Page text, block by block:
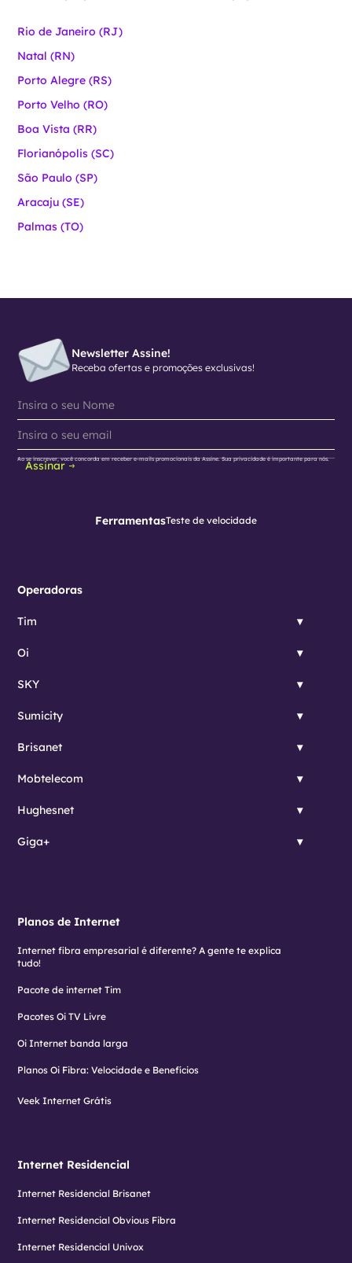
Rio de Janeiro (RJ)
Natal (RN)
Porto Alegre (RS)
Porto Velho (RO)
Boa Vista (RR)
Florianópolis (SC)
São Paulo (SP)
Aracaju (SE)
Palmas (TO)
Newsletter Assine!
Receba ofertas e promoções exclusivas!
Assinar
Ao se inscrever, você concorda em receber e-mails promocionais da Assine. Sua privacidade é importante para nós.
FerramentasTeste de velocidade
Operadoras
Tim
Oi
SKY
Sumicity
Brisanet
Mobtelecom
Hughesnet
Giga+
Planos de Internet
Internet fibra empresarial é diferente? A gente te explica
tudo!
Pacote de internet Tim
Pacotes Oi TV Livre
Oi Internet banda larga
Planos Oi Fibra: Velocidade e Benefícios
Veek Internet Grátis
Internet Residencial
Internet Residencial Brisanet
Internet Residencial Obvious Fibra
Internet Residencial Univox